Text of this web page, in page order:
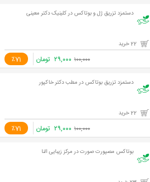
دستمزد تزریق ژل و بوتاکس در کلینیک دکتر معینی
٪71 ۱۰۰,۰۰۰ ۲۹,۰۰۰ تومان
دستمزد تزریق بوتاکس در مطب دکتر خاکپور
٪71 ۱۰۰,۰۰۰ ۲۹,۰۰۰ تومان
بوتاکس مصپورت صورت در مرکز زیبایی النا